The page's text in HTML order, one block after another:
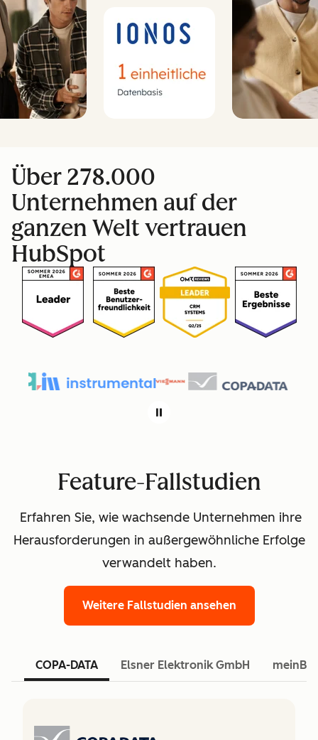
Über 278.000
Unternehmen auf der
ganzen Welt vertrauen
HubSpot
Feature-Fallstudien
Erfahren Sie, wie wachsende Unternehmen ihre
Herausforderungen in außergewöhnliche Erfolge
verwandelt haben.
Weitere Fallstudien ansehen
COPA-DATA Elsner Elektronik GmbH